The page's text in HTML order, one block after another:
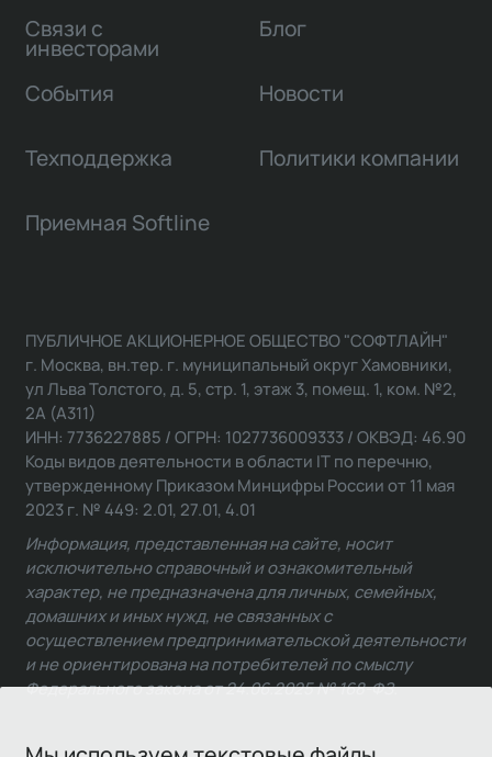
Связи с
инвесторами
Блог
События Новости
Техподдержка Политики компании
Приемная Softline
ПУБЛИЧНОЕ АКЦИОНЕРНОЕ ОБЩЕСТВО "СОФТЛАЙН"
г. Москва, вн.тер. г. муниципальный округ Хамовники,
ул Льва Толстого, д. 5, стр. 1, этаж 3, помещ. 1, ком. №2,
2А (А311)
ИНН: 7736227885 / ОГРН: 1027736009333 / ОКВЭД: 46.90
Коды видов деятельности в области IT по перечню,
утвержденному Приказом Минцифры России от 11 мая
2023 г. № 449: 2.01, 27.01, 4.01
Информация, представленная на сайте, носит
исключительно справочный и ознакомительный
характер, не предназначена для личных, семейных,
домашних и иных нужд, не связанных с
осуществлением предпринимательской деятельности
и не ориентирована на потребителей по смыслу
Федерального закона от 24.06.2025 № 168-ФЗ.